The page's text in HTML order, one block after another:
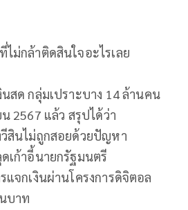
ม่กล้าติดสินใจอะไรเลย
สด กลุ่มเปราะบาง 14 ล้านคน
2567 แล้ว สรุปได้ว่า
สินไม่ถูกสอยด้วยปัญหา
เก้าอี้นายกรัฐมนตรี
แจกเงินผ่านโครงการดิจิตอล
บาท